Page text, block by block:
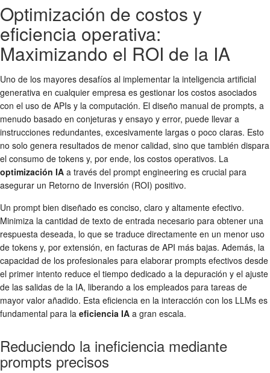
Optimización de costos y
eficiencia operativa:
Maximizando el ROI de la IA
Uno de los mayores desafíos al implementar la inteligencia artificial
generativa en cualquier empresa es gestionar los costos asociados
con el uso de APIs y la computación. El diseño manual de prompts, a
menudo basado en conjeturas y ensayo y error, puede llevar a
instrucciones redundantes, excesivamente largas o poco claras. Esto
no solo genera resultados de menor calidad, sino que también dispara
el consumo de tokens y, por ende, los costos operativos. La
optimización IA a través del prompt engineering es crucial para
asegurar un Retorno de Inversión (ROI) positivo.
Un prompt bien diseñado es conciso, claro y altamente efectivo.
Minimiza la cantidad de texto de entrada necesario para obtener una
respuesta deseada, lo que se traduce directamente en un menor uso
de tokens y, por extensión, en facturas de API más bajas. Además, la
capacidad de los profesionales para elaborar prompts efectivos desde
el primer intento reduce el tiempo dedicado a la depuración y el ajuste
de las salidas de la IA, liberando a los empleados para tareas de
mayor valor añadido. Esta eficiencia en la interacción con los LLMs es
fundamental para la eficiencia IA a gran escala.
Reduciendo la ineficiencia mediante
prompts precisos